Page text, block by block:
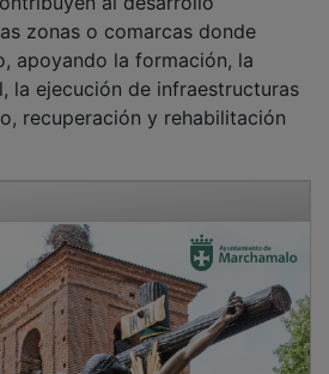
zonas o comarcas donde
apoyando la formación, la
la ejecución de infraestructuras
recuperación y rehabilitación